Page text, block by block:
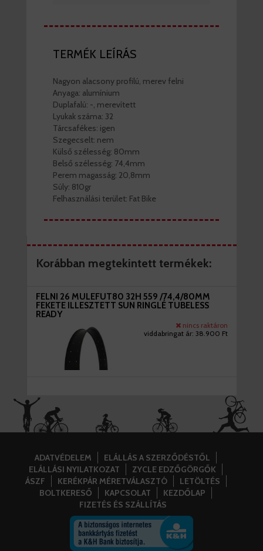
TERMÉK LEÍRÁS
Nagyon alacsony profilú, merev felni
Anyaga: alumínium
Duplafalú: -, merevített
Lyukak száma: 32
Tárcsafékes: igen
Szegecselt: nem
Külső szélesség: 80mm
Belső szélesség: 74,4mm
Perem magasság: 20,8mm
Súly: 810gr
Felhasználási terület: Fat Bike
Korábban megtekintett termékek:
FELNI 26 MULEFUT80 32H 559 /74,4/80MM
FEKETE ILLESZTETT SUN RINGLÉ TUBELESS
READY
nincs raktáron
viddabringat ár: 38.900 Ft
ADATVÉDELEM
ELÁLLÁS A SZERZŐDÉSTŐL
ELÁLLÁSI NYILATKOZAT
ZYCLE EDZŐGÖRGŐK
ÁSZF
KERÉKPÁR MÉRETVÁLASZTÓ
LETÖLTÉS
BOLTKERESŐ
KAPCSOLAT
KEZDŐLAP
FIZETÉS ÉS SZÁLLÍTÁS